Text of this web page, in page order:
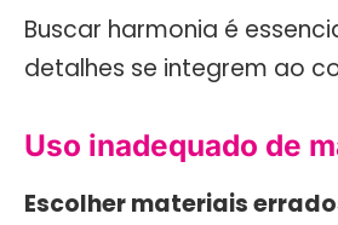
Buscar harmonia é
detalhes se integrem ao
Uso inadequado de
Escolher materiais